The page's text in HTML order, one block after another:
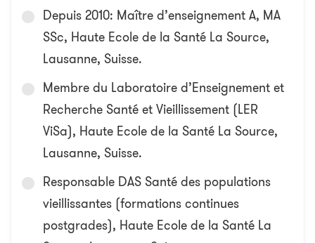
Depuis 2010: Maître d’enseignement A, MA
SSc, Haute Ecole de la Santé La Source,
Lausanne, Suisse.
Membre du Laboratoire d’Enseignement et
Recherche Santé et Vieillissement (LER
ViSa), Haute Ecole de la Santé La Source,
Lausanne, Suisse.
Responsable DAS Santé des populations
vieillissantes (formations continues
postgrades), Haute Ecole de la Santé La